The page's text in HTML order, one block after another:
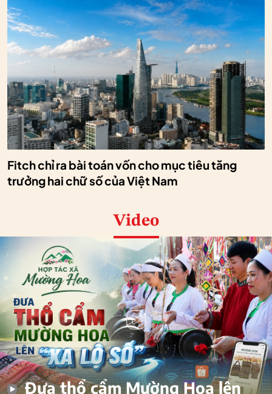
Fitch chỉ ra bài toán vốn cho mục tiêu tăng
trưởng hai chữ số của Việt Nam
Video
Đưa thổ cẩm Mường Hoa lên